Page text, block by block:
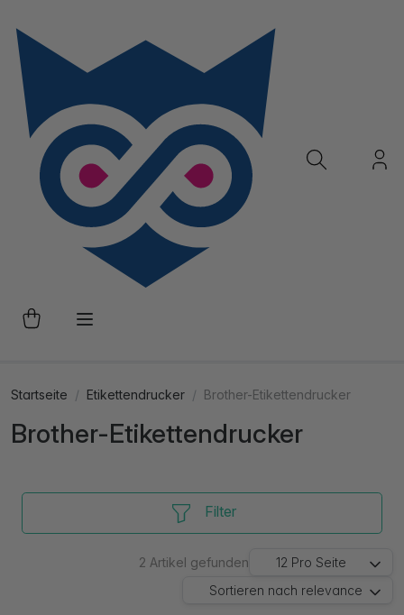
Startseite Etikettendrucker Brother-Etikettendrucker
Brother-Etikettendrucker
Filter
2 Artikel gefunden 12 Pro Seite
Sortieren nach relevance